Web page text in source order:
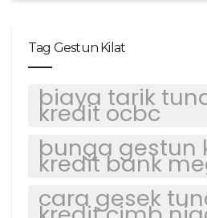
Tag Gestun Kilat
biaya tarik
kredit ocbc
bunga gestun
kredit bank
cara gesek